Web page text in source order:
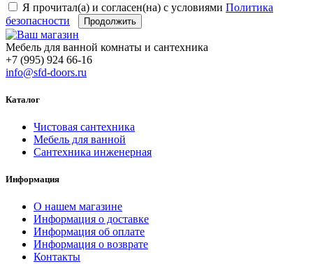
Я прочитал(а) и согласен(на) с условиями Политика
безопасности
Продолжить
Мебель для ванной комнаты и сантехника
+7 (995) 924 66-16
info@sfd-doors.ru
Каталог
Чистовая сантехника
Мебель для ванной
Сантехника инженерная
Информация
О нашем магазине
Информация о доставке
Информация об оплате
Информация о возврате
Контакты